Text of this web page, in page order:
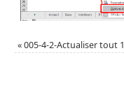
«005-4-2-Actualiser tout 1